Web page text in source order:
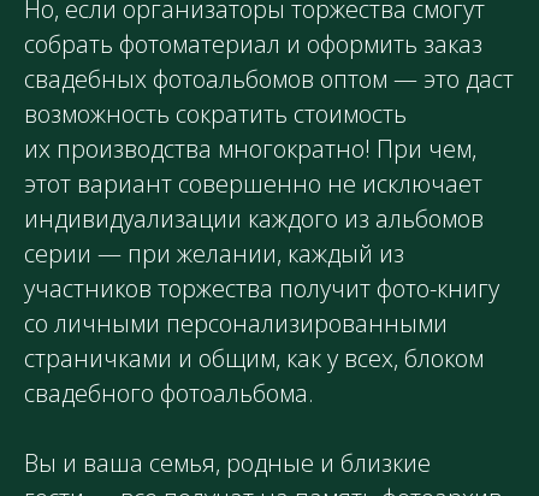
Но, если организаторы торжества смогут
собрать фотоматериал и оформить заказ
свадебных фотоальбомов оптом — это даст
возможность сократить стоимость
их производства многократно! При чем,
этот вариант совершенно не исключает
индивидуализации каждого из альбомов
серии — при желании, каждый из
участников торжества получит фото-книгу
со личными персонализированными
страничками и общим, как у всех, блоком
свадебного фотоальбома.
Вы и ваша семья, родные и близкие